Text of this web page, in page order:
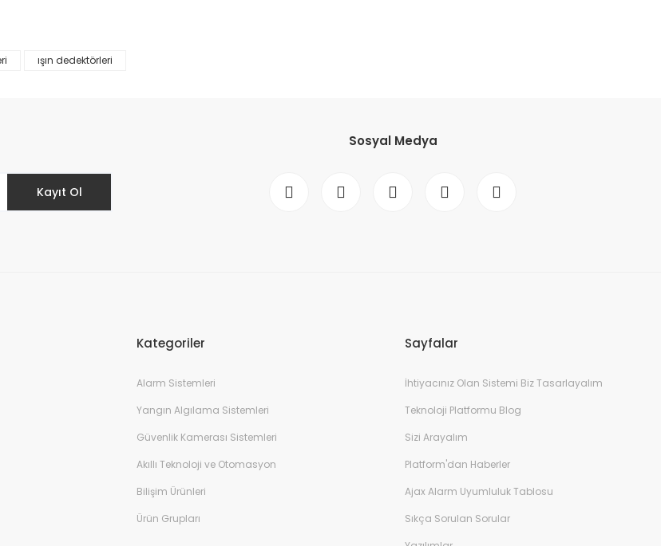
noktaları öneri formunu kullanarak tarafımıza iletebilirsiniz.
ışın dedektörleri
Kayıt Ol
Sosyal Medya
Kategoriler
Alarm Sistemleri
Yangın Algılama Sistemleri
Güvenlik Kamerası Sistemleri
Akıllı Teknoloji ve Otomasyon
Bilişim Ürünleri
Ürün Grupları
Sayfalar
İhtiyacınız Olan Sistemi Biz Tasarlayalım
Teknoloji Platformu Blog
Sizi Arayalım
Platform'dan Haberler
Ajax Alarm Uyumluluk Tablosu
Sıkça Sorulan Sorular